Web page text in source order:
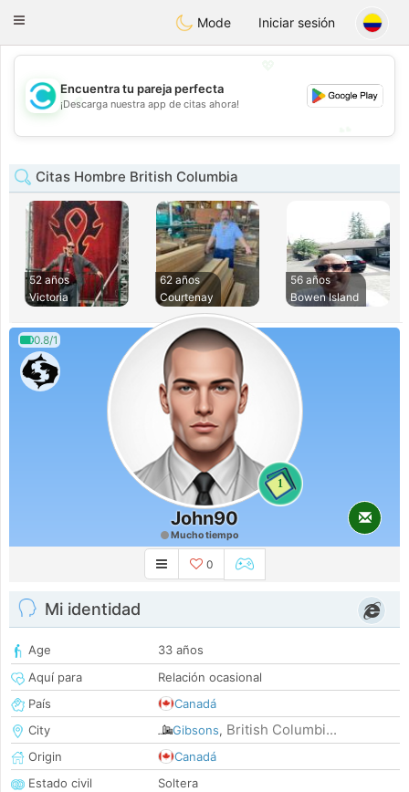
olombiaCitas
Toggle
Mode Iniciar sesión
💕
Encuentra tu pareja perfecta
¡Descarga nuestra app de citas ahora!
Citas Hombre British Columbia
52 años
Victoria
62 años
Courtenay
56 años
Bowen Island
0.8/1
1
John90
Mucho tiempo
0
Mi identidad
Age
33 años
Aquí para
Relación ocasional
País
Canadá
City
Gibsons, British Columbi...
Origin
Canadá
Estado civil
Soltera